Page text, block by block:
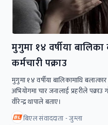
मुगुमा १४ वर्षीया
कर्मचारी पक्राउ
मुगुमा १४ वर्षीया बालिकामाथि
अभियोगमा चार जनालाई प्रहरीले
वीरेन्द्र थापाले बताए।
बिएल संवाददाता - जुम्ला